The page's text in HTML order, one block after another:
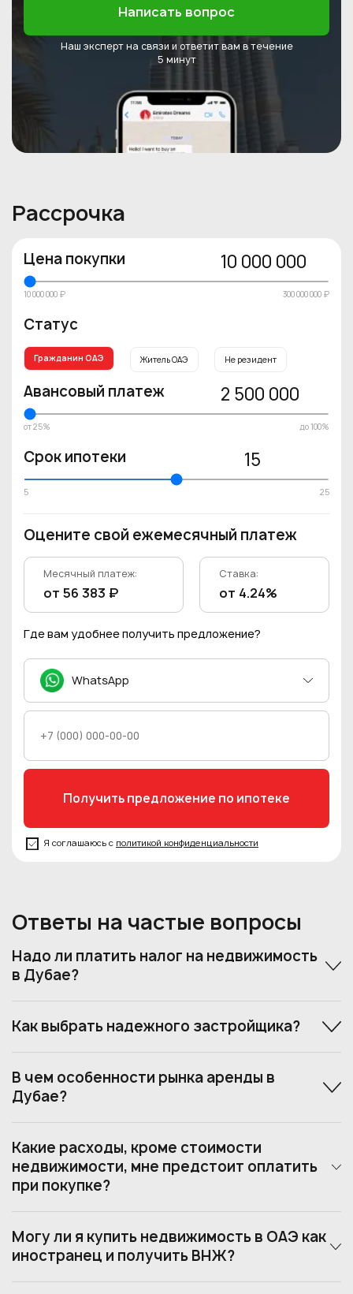
Написать вопрос
Наш эксперт на связи и ответитвам в течение
5 минут
Рассрочка
Цена покупки 10 000 000
10 000 000 ₽ 300 000 000 ₽
Статус
Гражданин ОАЭ Житель ОАЭ Не резидент
Авансовый платеж 2 500 000
от 25% до 100%
Срок ипотеки 15
5 25
Оцените свой ежемесячный платеж
Месячный платеж:
от 56 383 ₽
Ставка:
от 4.24%
Где вам удобнее получить предложение?
WhatsApp
Я соглашаюсь с политикой конфиденциальности
Ответы на частые вопросы
Надо ли платить налог на недвижимость
в Дубае?
Как выбрать надежного застройщика?
В чем особенности рынка аренды в
Дубае?
Какие расходы, кроме стоимости
недвижимости, мне предстоит оплатить
при покупке?
Могу ли я купить недвижимость в ОАЭ как
иностранец и получить ВНЖ?